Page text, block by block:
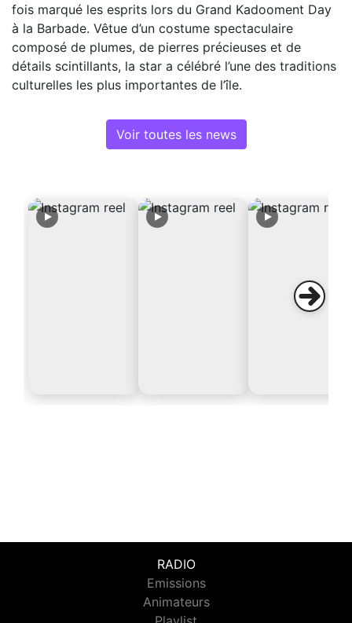
fois marqué les esprits lors du Grand Kadooment Day
à la Barbade. Vêtue d’un costume spectaculaire
composé de plumes, de pierres précieuses et de
détails scintillants, la star a célébré l’une des traditions
culturelles les plus importantes de l’île.
Voir toutes les news
RADIO
Emissions
Animateurs